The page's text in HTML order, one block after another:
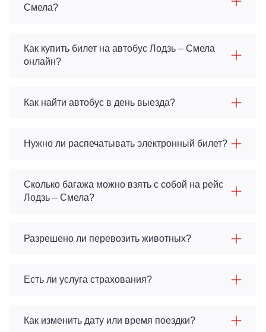
Смела?
Как купить билет на автобус Лодзь – Смела
онлайн?
Как найти автобус в день выезда?
Нужно ли распечатывать электронный билет?
Сколько багажа можно взять с собой на рейс
Лодзь – Смела?
Разрешено ли перевозить животных?
Есть ли услуга страхования?
Как изменить дату или время поездки?